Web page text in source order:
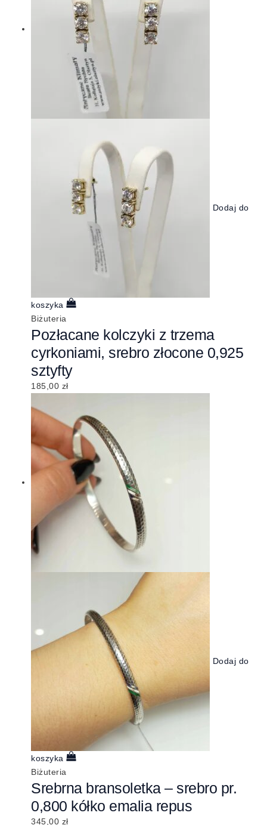
Dodaj do
koszyka
Biżuteria
Pozłacane kolczyki z trzema
cyrkoniami, srebro złocone 0,925
sztyfty
185,00 zł
Dodaj do
koszyka
Biżuteria
Srebrna bransoletka – srebro pr.
0,800 kółko emalia repus
345,00 zł